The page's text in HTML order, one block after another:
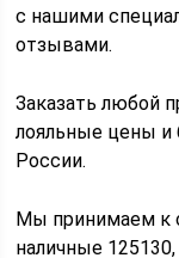
с нашими
отзывами.
Заказать любой
лояльные цены и
России.
Мы принимаем к
наличные